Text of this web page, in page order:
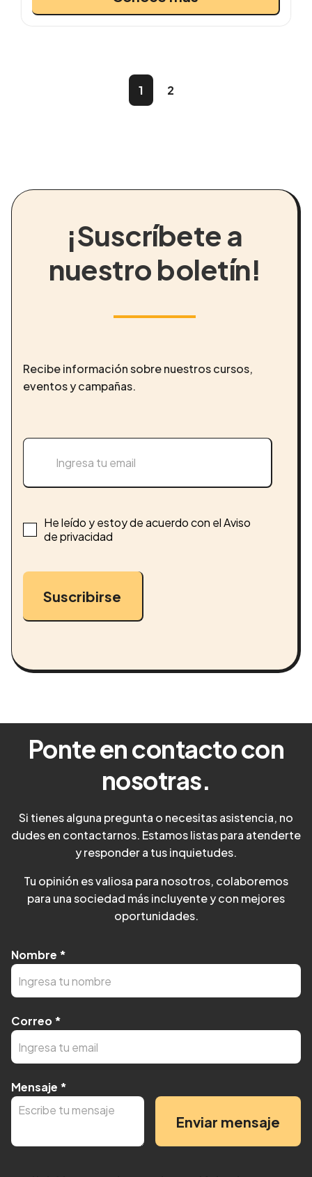
1 2
¡Suscríbete a
nuestro boletín!
Recibe información sobre nuestros cursos,
eventos y campañas.
He leído y estoy de acuerdo con el Aviso
de privacidad
Suscribirse
Ponte en contacto con
nosotras.
Si tienes alguna pregunta o necesitas asistencia, no
dudes en contactarnos. Estamos listas para atenderte
y responder a tus inquietudes.
Tu opinión es valiosa para nosotros, colaboremos
para una sociedad más incluyente y con mejores
oportunidades.
Nombre *
Correo*
Mensaje *
Enviar mensaje